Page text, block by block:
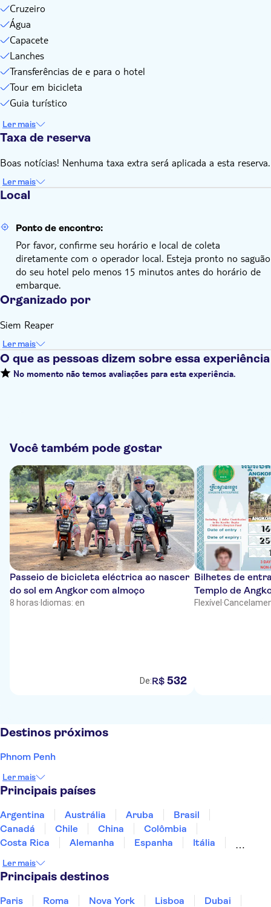
Cruzeiro
Água
Capacete
Lanches
Transferências de e para o hotel
Tour em bicicleta
Guia turístico
Ler mais
Taxa de reserva
Boas notícias! Nenhuma taxa extra será aplicada a esta reserva.
Ler mais
Local
Ponto de encontro:
Por favor, confirme seu horário e local de coleta
diretamente com o operador local. Esteja pronto no saguão
do seu hotel pelo menos 15 minutos antes do horário de
embarque.
Organizado por
Siem Reaper
Ler mais
O que as pessoas dizem sobre essa experiência
No momento não temos avaliações para esta experiência.
Você também pode gostar
Passeio de bicicleta eléctrica ao nascer
do sol em Angkor com almoço
8 horas· Idiomas: en
De:R$ 532
Bilhetes de
Templo de
Flexível ·
Destinos próximos
Phnom Penh
Ler mais
Principais países
Argentina Austrália Aruba
Brasil
Canadá
Chile China
Colômbia
Costa Rica
Alemanha Espanha
Itália
Panamá
Peru
Ler mais
Principais destinos
Paris Roma Nova York Lisboa
Dubai